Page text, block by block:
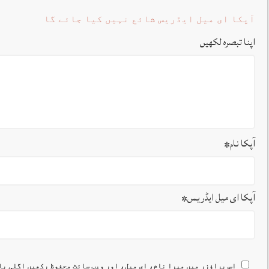
آپکا ای میل ایڈریس شائع نہیں کیا جائے گا
اپنا تبصرہ لکھیں
آپکا نام*
آپکا ای میل ایڈریس*
اس براؤزر میں میرا نام، ای میل، اور ویب سائٹ محفوظ رکھیں اگلی